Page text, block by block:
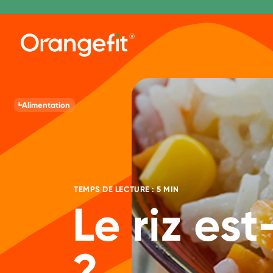
TEMPS DE LECTURE : 5 MIN
Le riz
Alimentation